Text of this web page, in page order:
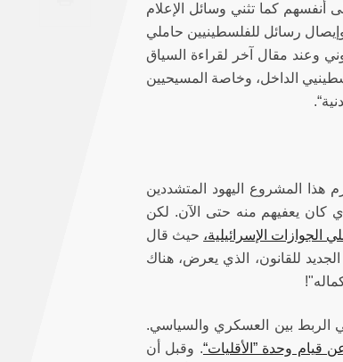
أنفسهم كما تثني وسائل الإعلام
وإيصال رسائل للفلسطينيين حاملي
وعند مقال آخر لقراءة السياق
الداخل، وخاصة المسيحيين
هذا المشروع اليهود المتشددين
كان يعفيهم منه حتى الآن. لكن
الجوازات الإسرائيلية، حيث قال
للقانون، الذي يعرض، هناك
الربط بين العسكري والسياسي.
قيام وحدة ”الأقليات“. وقبل أن